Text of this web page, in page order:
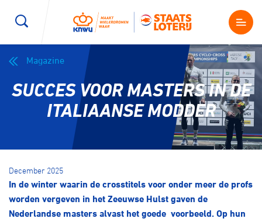
Kenniscentrum
Magazine
Nieuws
Shop
Magazine
SUCCES VOOR MASTERS IN DE
ITALIAANSE MODDER
December 2025
In de winter waarin de crosstitels voor onder meer de profs
worden vergeven in het Zeeuwse Hulst gaven de
Nederlandse masters alvast het goede voorbeeld. Op hun
Wegwielrennen Mountainbiken
E-Racing
Kunstwielrijden ID-Cycling
Baanwielrennen
BMX freestyle Gravel